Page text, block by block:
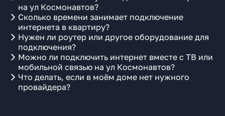
на ул Космонавтов?
Сколько времени занимает подключение
интернета в квартиру?
Нужен ли роутер или другое оборудование для
подключения?
Можно ли подключить интернет вместе с ТВ или
мобильной связью на ул Космонавтов?
Что делать, если в моём доме нет нужного
провайдера?